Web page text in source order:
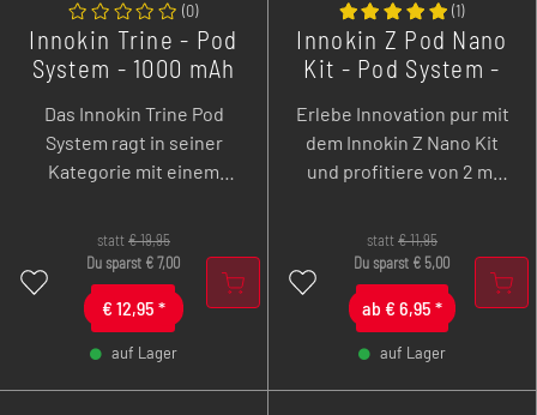
- +
statt€19,95
Du sparst € 7,00
€ 12,95 *
auf Lager
(0)
Innokin Trine - Pod
System - 1000 mAh
Das Innokin Trine Pod
System ragt in seiner
Kategorie mit einem
bedeutende Innovation
darstellt. Mit seinem
leistungsstarken 1000
mAh Akku bietet es
- +
statt€11,95
Du sparst € 5,00
ab € 6,95 *
auf Lager
(1)
Innokin Z Pod Nano
Kit - Pod System -
Erlebe Innovation pur mit
dem Innokin Z Nano Kit
und profitiere von 2 ml
und einer komfortablen
Zugautomatik. Gönne dir
jetzt diesen
technologischen